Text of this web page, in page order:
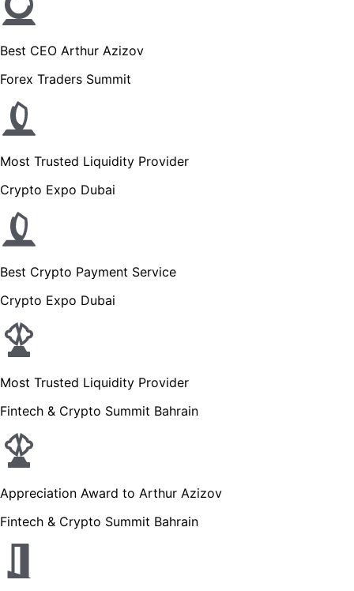
Best CEO Arthur Azizov
Forex Traders Summit
Most Trusted Liquidity Provider
Crypto Expo Dubai
Best Crypto Payment Service
Crypto Expo Dubai
Most Trusted Liquidity Provider
Fintech & Crypto Summit Bahrain
Appreciation Award to Arthur Azizov
Fintech & Crypto Summit Bahrain